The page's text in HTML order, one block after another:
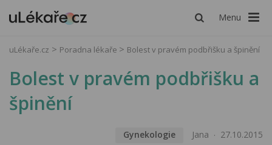
Menu
uLékaře.cz Poradna lékaře Bolest v pravém podbřišku a špinění
Bolest v pravém podbřišku a
špinění
Gynekologie Jana 27.10.2015